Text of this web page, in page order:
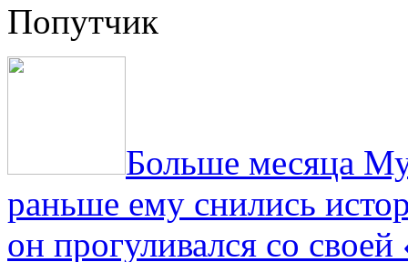
Попутчик
Больше месяца
раньше ему снились
он прогуливался со